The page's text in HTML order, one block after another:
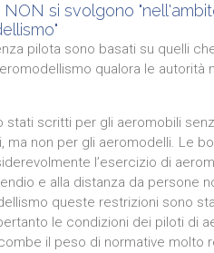
si svolgono
pilota sono basati su quelli
qualora le autorità
scritti per gli aeromobili
ma non per gli aeromodelli. Le
l’esercizio di
e alla distanza da persone
queste restrizioni sono
le condizioni dei piloti di
il peso di normative molto